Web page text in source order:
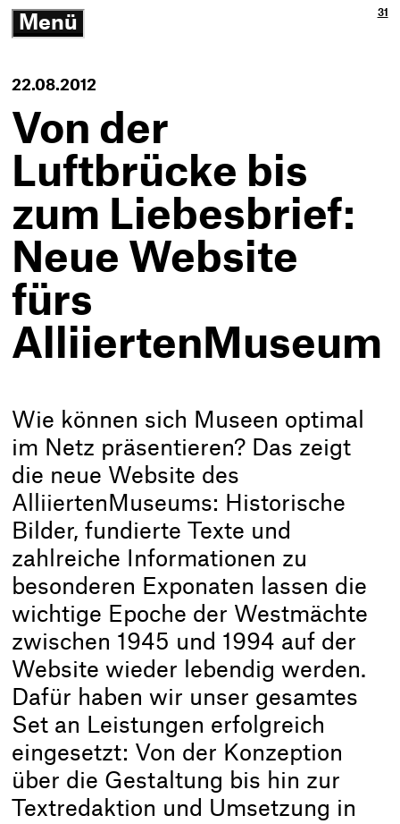
Menü
31
22.08.2012
Von der
Luftbrücke bis
zum Liebesbrief:
Neue Website
fürs
AlliiertenMuseum
Wie können sich Museen optimal
im Netz präsentieren? Das zeigt
die neue Website des
AlliiertenMuseums: Historische
Bilder, fundierte Texte und
zahlreiche Informationen zu
besonderen Exponaten lassen die
wichtige Epoche der Westmächte
zwischen 1945 und 1994 auf der
Website wieder lebendig werden.
Dafür haben wir unser gesamtes
Set an Leistungen erfolgreich
eingesetzt: Von der Konzeption
über die Gestaltung bis hin zur
Textredaktion und Umsetzung in